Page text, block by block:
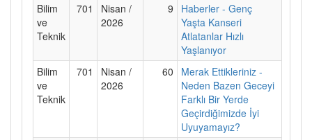
Bilim
ve
Teknik
701
Nisan /
2026
9
Haberler - Genç
Yaşta Kanseri
Atlatanlar Hızlı
Yaşlanıyor
Bilim
ve
Teknik
701
Nisan /
2026
60
Merak Ettikleriniz -
Neden Bazen Geceyi
Farklı Bir Yerde
Geçirdiğimizde İyi
Uyuyamayız?